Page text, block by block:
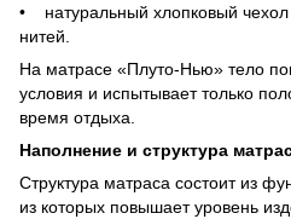
• натуральный хлопковый
нитей.
На матрасе «Плуто-Нью» тело
условия и испытывает только
время отдыха.
Наполнение и структура
Структура матраса состоит из
из которых повышает уровень